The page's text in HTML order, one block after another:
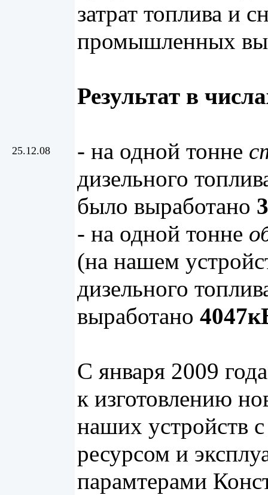
25.12.08
затрат топлива и
промышленных
Результат в
- на одной тонне
дизельного
было выработано
- на одной тонне
(на нашем
дизельного
выработано
С января 2009
к изготовлению
наших устройств
ресурсом и
парамтерами